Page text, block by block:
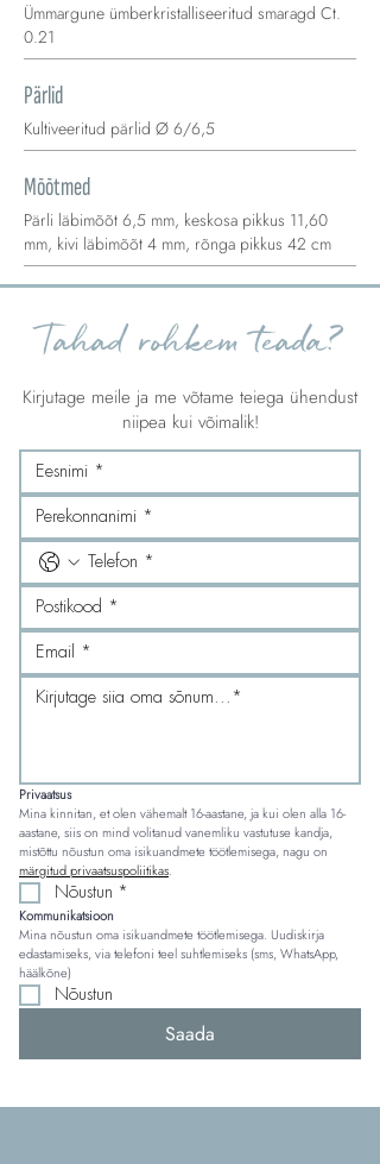
Ümmargune ümberkristalliseeritud smaragd Ct.
0.21
Pärlid
Kultiveeritud pärlid Ø 6/6,5
Mõõtmed
Pärli läbimõõt 6,5 mm, keskosa pikkus 11,60
mm, kivi läbimõõt 4 mm, rõnga pikkus 42 cm
Tahad rohkem teada?
Kirjutage meile ja me võtame teiega ühendust
niipea kui võimalik!
Privaatsus
Mina kinnitan, et olen vähemalt 16-aastane, ja kui olen alla 16-
aastane, siis on mind volitanud vanemliku vastutuse kandja,
märgitud privaatsuspoliitikas.
Nõustun *
Kommunikatsioon
Mina nõustun oma isikuandmete töötlemisega. Uudiskirja
edastamiseks, via telefoni teel suhtlemiseks (sms, WhatsApp,
häälkõne)
Nõustun
Saada